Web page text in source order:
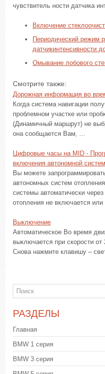
чувствитель ности датчика
Включение
Периодический режим
датчикинтенсивности
Омывание лобового
Смотрите также:
Дорожная информация во
Когда система навигации
проблемном участке или
(Динамичный маршрут) не
она сообщается Вам, ...
Цифровые часы на MID -
включения автономной
Вы можете
автономных систем
системы автоматически
отопления не включается
Выключение
Автоматическое Во время
выключается при скорости
Снова нажмите клавишу –
РАЗДЕЛЫ
Главная
BMW 1 серия
BMW 3 серия